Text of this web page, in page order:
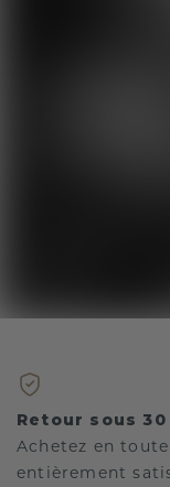
Retour sous
Achetez en
entièrement